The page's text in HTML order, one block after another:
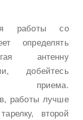
работы со
определять
антенну
добейтесь
работы лучше
второй